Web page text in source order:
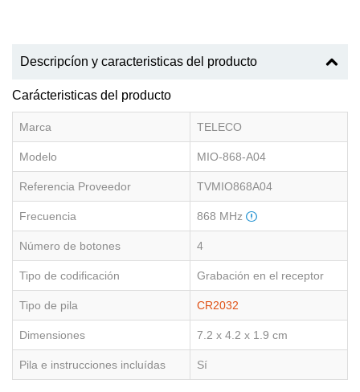
Descripcíon y caracteristicas del producto
Carácteristicas del producto
Marca TELECO
Modelo MIO-868-A04
Referencia Proveedor TVMIO868A04
Frecuencia 868 MHz
Número de botones 4
Tipo de codificación Grabación en el receptor
Tipo de pila CR2032
Dimensiones 7.2 x 4.2 x 1.9 cm
Pila e instrucciones incluídas Sí